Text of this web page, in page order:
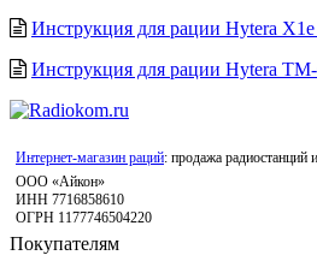
Инструкция для рации Hytera
Инструкция для рации Hytera
Интернет-магазин раций: продажа радиостанций
ООО «Айкон»
ИНН 7716858610
ОГРН 1177746504220
Покупателям